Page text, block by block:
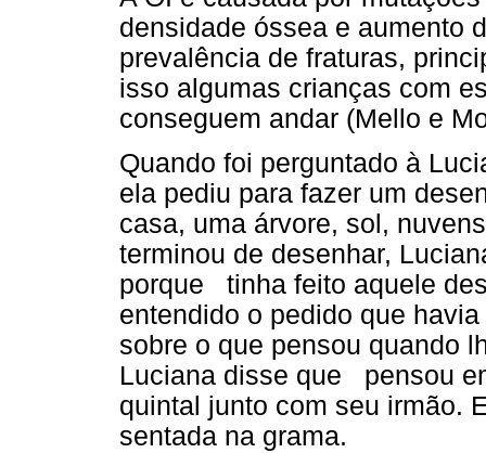
densidade óssea e aumento
prevalência de fraturas,
isso algumas crianças com
conseguem andar (Mello e
Quando foi perguntado à
ela pediu para fazer um
casa, uma árvore, sol,
terminou de desenhar,
porque tinha feito aquele
entendido o pedido que
sobre o que pensou quando
Luciana disse que pensou
quintal junto com seu irmão.
sentada na grama.